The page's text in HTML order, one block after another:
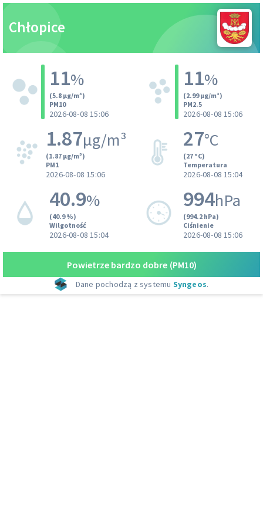
Chłopice
11%
(5.8 µg/m³)
PM10
2026-08-08 15:06
11%
(2.99 µg/m³)
PM2.5
2026-08-08 15:06
1.87µg/m³
(1.87 µg/m³)
PM1
2026-08-08 15:06
27°C
(27 °C)
Temperatura
2026-08-08 15:04
40.9%
(40.9 %)
Wilgotność
2026-08-08 15:04
994hPa
(994.2 hPa)
Ciśnienie
2026-08-08 15:06
Powietrze bardzo dobre (PM10)
Dane pochodzą z systemu Syngeos.